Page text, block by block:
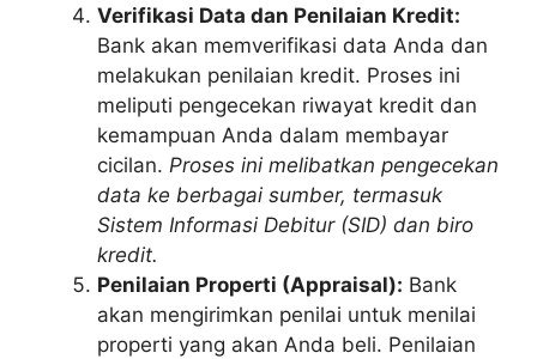
Verifikasi Data dan Penilaian Kredit:
Bank akan memverifikasi data Anda dan
melakukan penilaian kredit. Proses ini
meliputi pengecekan riwayat kredit dan
kemampuan Anda dalam membayar
cicilan. Proses ini melibatkan pengecekan
data ke berbagai sumber, termasuk
Sistem Informasi Debitur (SID) dan biro
kredit.
Penilaian Properti (Appraisal): Bank
akan mengirimkan penilai untuk menilai
properti yang akan Anda beli. Penilaian